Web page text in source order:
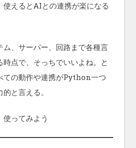
使えるとAIとの連携が楽になる
ム、サーバー、回路まで各種言
点で、そっちでいいよね。と
ての動作や連携がPython一つ
と言える。
使ってみよう